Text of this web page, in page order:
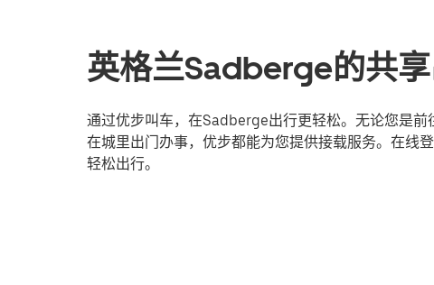
英格兰Sadberge的共
通过优步叫车，在Sadberge出行更轻松。无论您是
在城里出门办事，优步都能为您提供接载服务。在线
轻松出行。